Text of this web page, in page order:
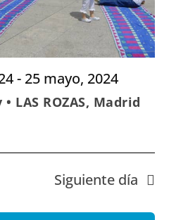
- 25 mayo, 2024
LAS ROZAS, Madrid
Siguiente día